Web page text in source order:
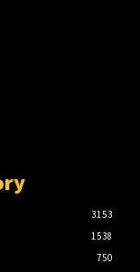
3153
1538
750